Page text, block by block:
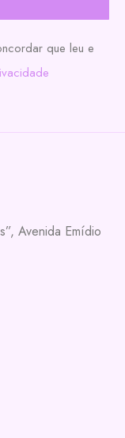
que leu e
Avenida Emídio